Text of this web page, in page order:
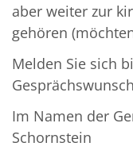
aber weiter zur
gehören
Melden Sie sich
Im Namen der
Schornstein